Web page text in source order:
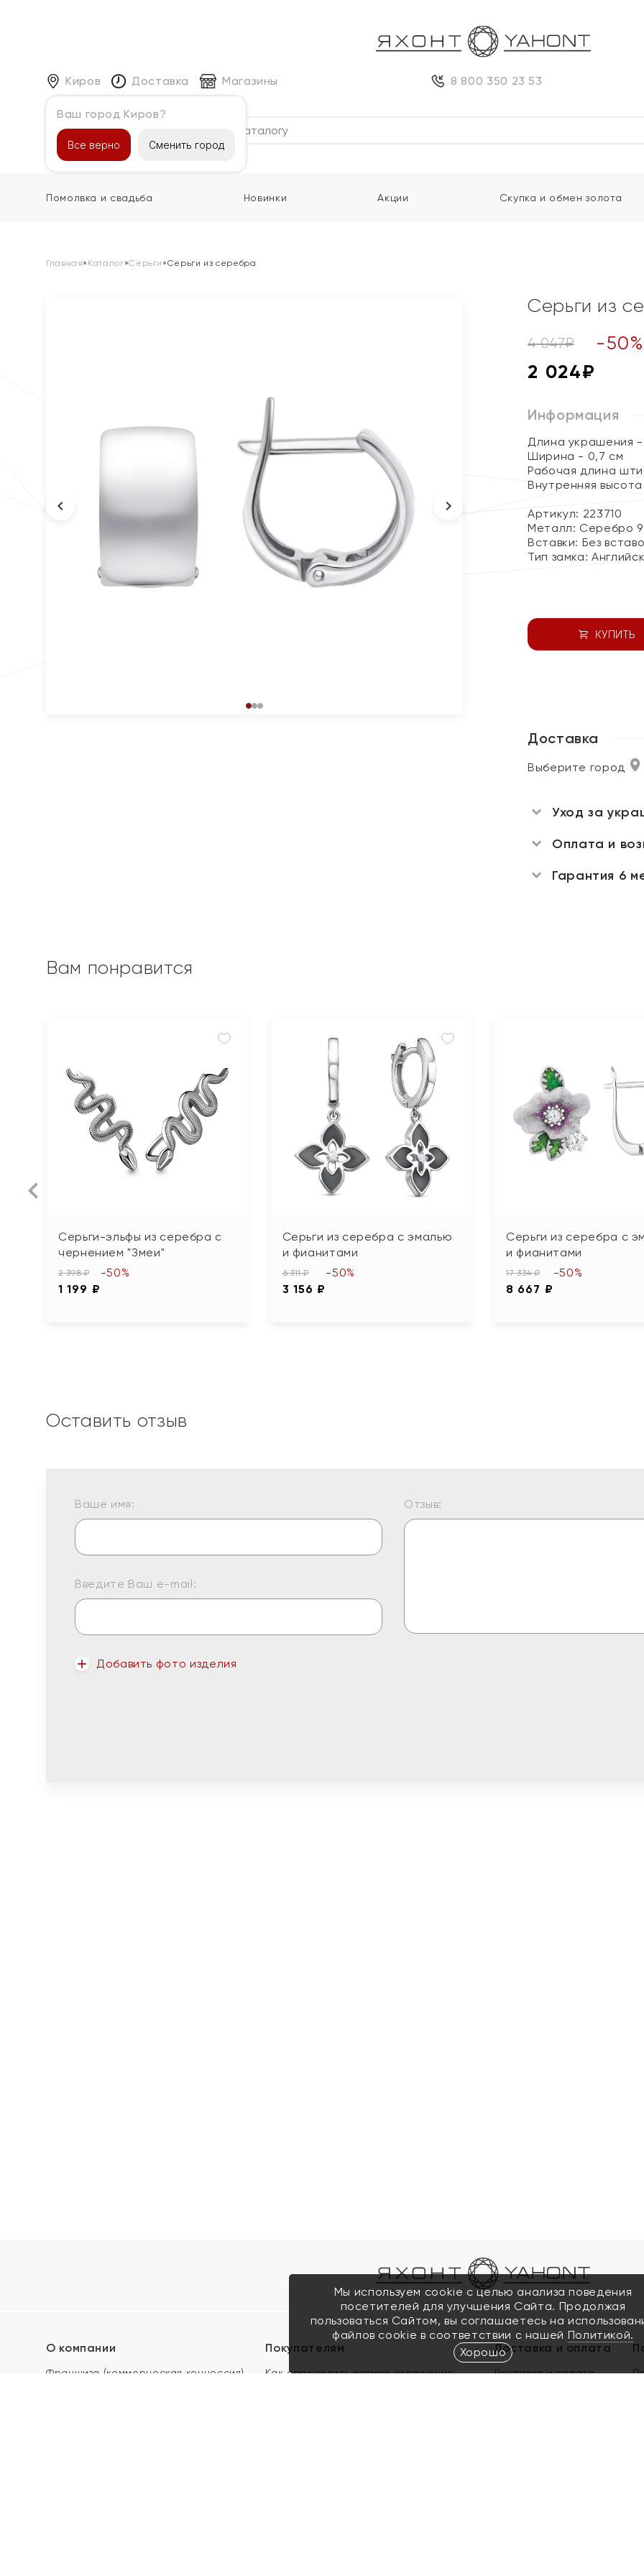
Киров
Ваш город Киров?
Все верно Сменить город
Доставка Магазины 8 800 350 23 53
Каталог
Помолвка и свадьба Новинки Акции Скупка и обмен золота
Главная» Каталог»Серьги »Серьги из серебра
Серьги из
4 047₽ -50%
2 024₽
Информация
Длина украшения -
Ширина - 0,7 см
Рабочая длина
Внутренняя
Артикул: 223710
Металл: Серебро
Вставки: Без
Тип замка:
КУПИТЬ
Доставка
Выберите город
Уход за
Оплата и
Гарантия 6
Вам понравится
Серьги-эльфы из серебра с
чернением "Змеи"
2 398 ₽
1 199 ₽
-50%
Серьги из серебра с эмалью
и фианитами
6 311 ₽
3 156 ₽
-50%
Серьги из серебра с
и фианитами
17 334 ₽
8 667 ₽
-50%
Оставить отзыв
Ваше имя:
Введите Ваш e-mail:
Добавить фото изделия
Отзыв:
О компании
Франшиза (коммерческая концессия)
Покупателям
Как определить размер украшения
Доставка и оплата
Доставка и оплата
Мы используем cookie с целью анализа поведения
посетителей для улучшения Сайта. Продолжая
пользоваться Сайтом, вы соглашаетесь на
файлов cookie в соответствии с нашей Политикой.
Хорошо